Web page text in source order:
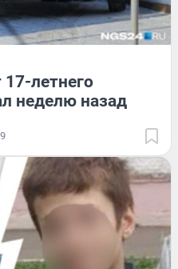
летнего
неделю назад
9